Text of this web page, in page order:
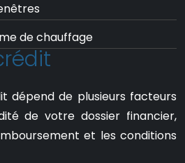
de chauffage
dépend de plusieurs facteurs
de votre dossier financier,
et les conditions